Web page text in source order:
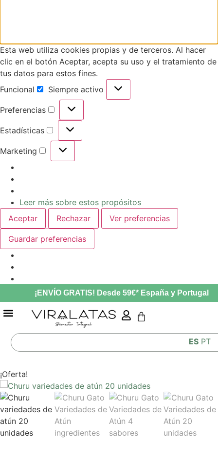
Esta web utiliza cookies propias y de terceros. Al hacer
clic en el botón Aceptar, acepta su uso y el tratamiento de
tus datos para estos fines.
Funcional
Siempre activo
Preferencias
Estadísticas
Marketing
Leer más sobre estos propósitos
Aceptar
Rechazar Ver preferencias
Guardar preferencias
¡ENVÍO GRATIS! Desde 59€* España y Portugal
ES PT
¡Oferta!